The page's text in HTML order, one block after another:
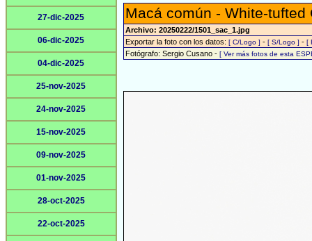
27-dic-2025
06-dic-2025
04-dic-2025
25-nov-2025
24-nov-2025
15-nov-2025
09-nov-2025
01-nov-2025
28-oct-2025
22-oct-2025
Macá común - White-
Archivo: 20250222/1501_sac_1.jpg
Exportar la foto con los datos: [ C/Logo ] - [ S/Logo ] - [
Fotógrafo: Sergio Cusano - [ Ver más fotos de esta